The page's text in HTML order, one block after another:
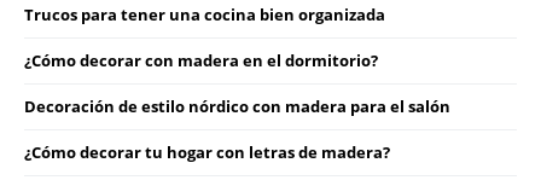
Trucos para tener una cocina bien organizada
¿Cómo decorar con madera en el dormitorio?
Decoración de estilo nórdico con madera para el salón
¿Cómo decorar tu hogar con letras de madera?